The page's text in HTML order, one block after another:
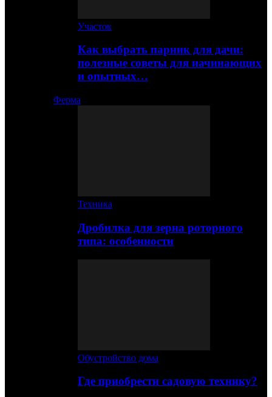
Участок
Как выбрать парник для дачи:
полезные советы для начинающих
и опытных…
Ферма
Техника
Дробилка для зерна роторного
типа: особенности
Обустройство дома
Где приобрести садовую технику?